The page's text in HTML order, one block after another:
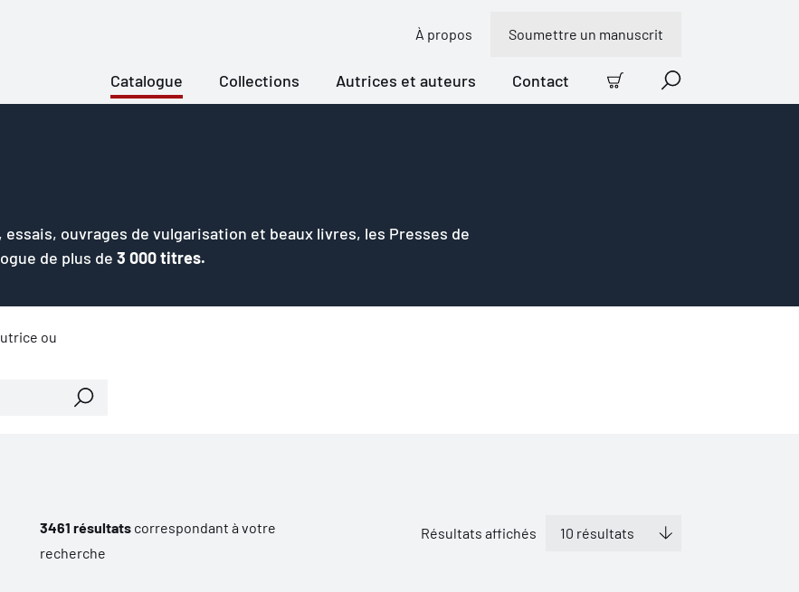
À propos Soumettre un manuscrit
Catalogue Collections Autrices et auteurs Contact
Panier Recherche
ouvrages de vulgarisation et beaux livres, les Presses de
de plus de 3 000 titres.
ou
3461 résultatscorrespondant à votre
recherche
Résultats affichés